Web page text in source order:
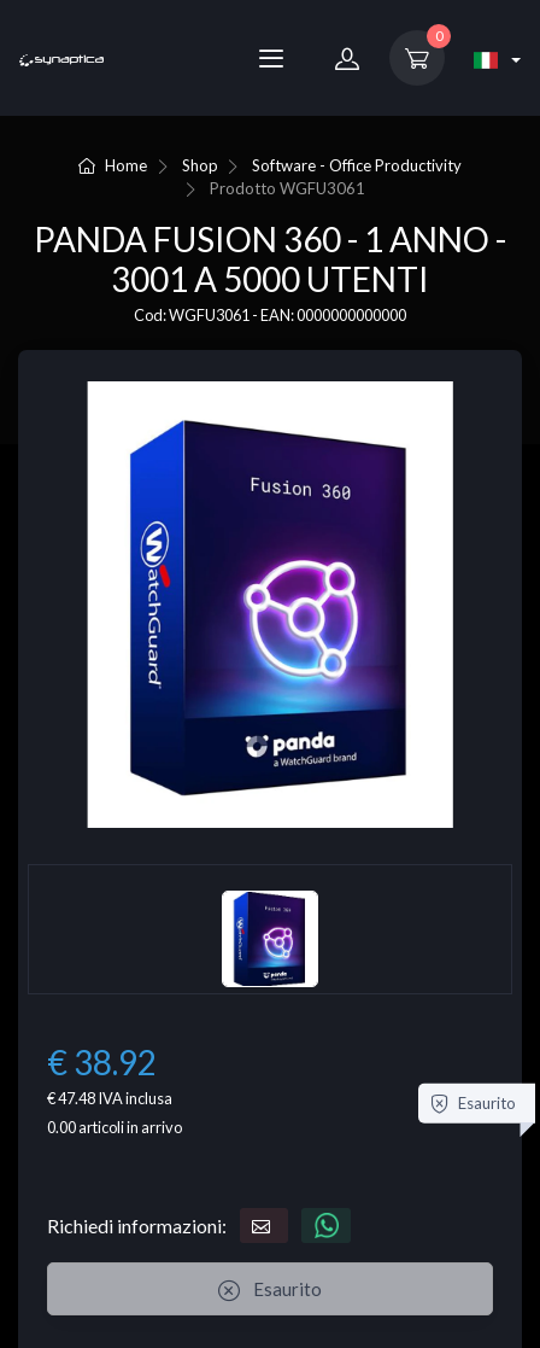
0
Home Shop
Software - Office Productivity
Prodotto WGFU3061
PANDA FUSION 360 - 1 ANNO -
3001 A 5000 UTENTI
Cod: WGFU3061 - EAN: 0000000000000
€ 38.92
€ 47.48IVA inclusa
0.00articoli in arrivo
Esaurito
Richiedi informazioni:
Esaurito